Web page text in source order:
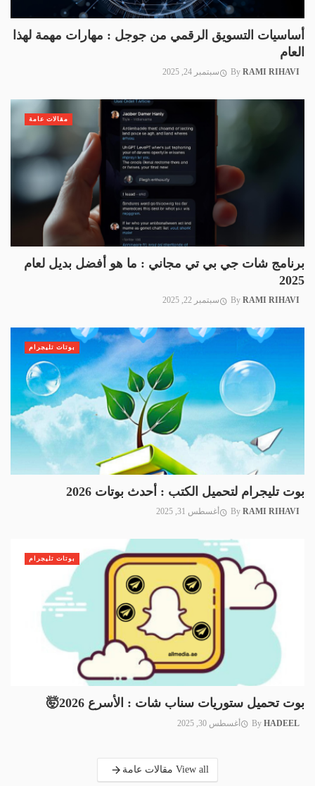
أساسيات التسويق الرقمي من جوجل : مهارات مهمة لهذا
العام
By RAMI RIHAVI سبتمبر 24, 2025
برنامج شات جي بي تي مجاني : ما هو أفضل بديل لعام
2025
By RAMI RIHAVI سبتمبر 22, 2025
مقالات عامة
بوت تليجرام لتحميل الكتب : أحدث بوتات 2026
By RAMI RIHAVI أغسطس 31, 2025
بوتات تليجرام
بوت تحميل ستوريات سناب شات : الأسرع 2026🤯
By HADEEL أغسطس 30, 2025
بوتات تليجرام
View all مقالات عامة